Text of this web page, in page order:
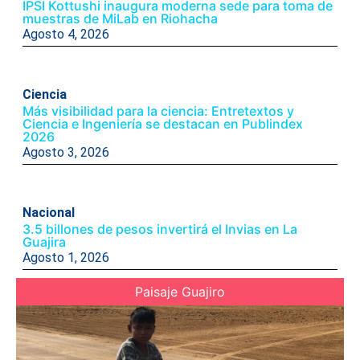
IPSI Kottushi inaugura moderna sede para toma de
muestras de MiLab en Riohacha
Agosto 4, 2026
Ciencia
Más visibilidad para la ciencia: Entretextos y
Ciencia e Ingeniería se destacan en Publindex
2026
Agosto 3, 2026
Nacional
3.5 billones de pesos invertirá el Invias en La
Guajira
Agosto 1, 2026
Paisaje Guajiro